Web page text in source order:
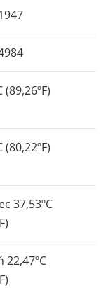
(89,26ºF)
(80,22ºF)
37,53ºC
22,47ºC